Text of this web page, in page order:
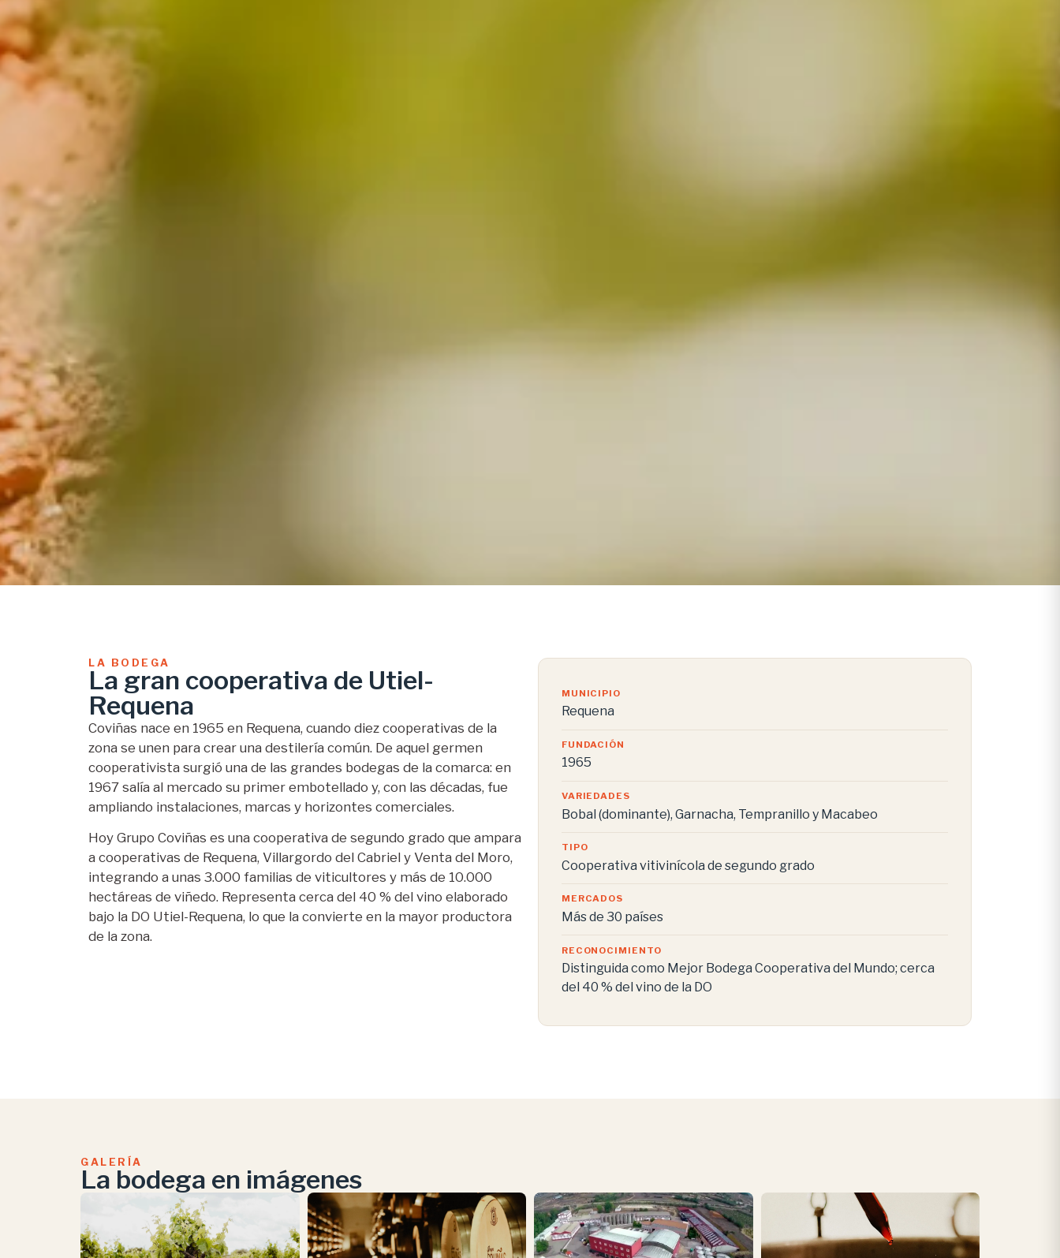
LA BODEGA
La gran cooperativa de Utiel-
Requena
Coviñas nace en 1965 en Requena, cuando diez cooperativas de la
zona se unen para crear una destilería común. De aquel germen
cooperativista surgió una de las grandes bodegas de la comarca: en
1967 salía al mercado su primer embotellado y, con las décadas, fue
ampliando instalaciones, marcas y horizontes comerciales.
Hoy Grupo Coviñas es una cooperativa de segundo grado que ampara
a cooperativas de Requena, Villargordo del Cabriel y Venta del Moro,
integrando a unas 3.000 familias de viticultores y más de 10.000
hectáreas de viñedo. Representa cerca del 40 % del vino elaborado
bajo la DO Utiel-Requena, lo que la convierte en la mayor productora
de la zona.
MUNICIPIO
Requena
FUNDACIÓN
1965
VARIEDADES
Bobal (dominante), Garnacha, Tempranillo y Macabeo
TIPO
Cooperativa vitivinícola de segundo grado
MERCADOS
Más de 30 países
RECONOCIMIENTO
Distinguida como Mejor Bodega Cooperativa del Mundo; cerca
del 40 % del vino de la DO
GALERÍA
La bodega en imágenes